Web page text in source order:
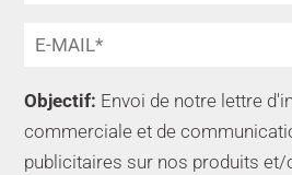
Objectif: Envoi de notre lettre
commerciale et de
publicitaires sur nos produits et/